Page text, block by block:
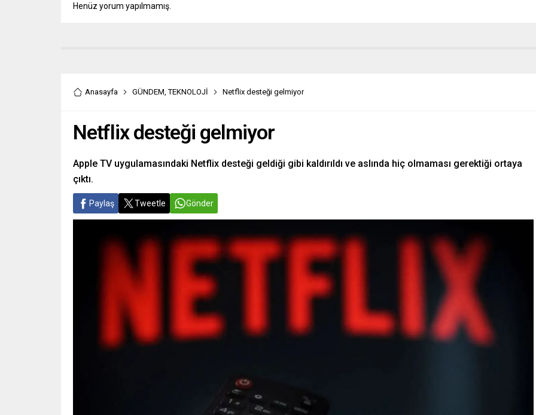
Henüz yorum yapılmamış.
Anasayfa GÜNDEM ,TEKNOLOJİ Netflix desteği gelmiyor
Netflix desteği gelmiyor
Apple TV uygulamasındaki Netflix desteği geldiği gibi kaldırıldı ve aslında hiç olmaması gerektiği ortaya
çıktı.
Paylaş Tweetle Gönder